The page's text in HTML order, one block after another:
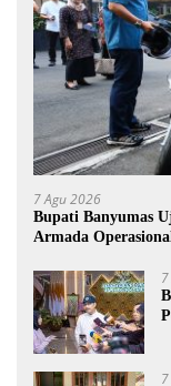
7 Agu 2026
Bupati Banyumas
Armada